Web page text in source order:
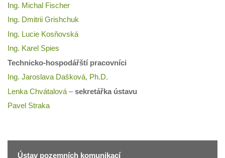
Ing. Michal Fischer
Ing. Dmitrii Grishchuk
Ing. Lucie Kosňovská
Ing. Karel Spies
Technicko-hospodářští pracovníci
Ing. Jaroslava Dašková, Ph.D.
Lenka Chvátalová –sekretářka ústavu
Pavel Straka
Ústav pozemních komunikací